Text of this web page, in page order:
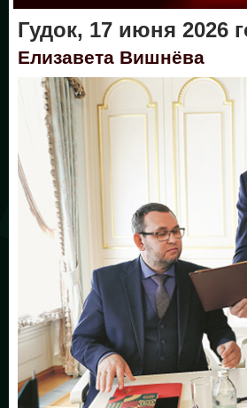
Гудок, 17 июня 2026
Елизавета Вишнёва